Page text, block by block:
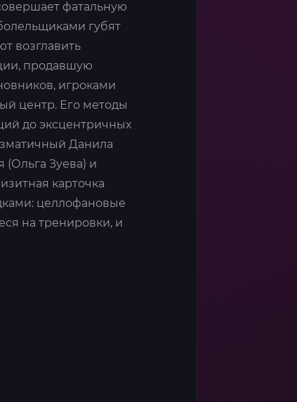
фатальную
губят
возглавить
продавшую
игроками
центр. Его методы
до эксцентричных
Данила
(Ольга Зуева) и
карточка
целлофановые
на тренировки, и